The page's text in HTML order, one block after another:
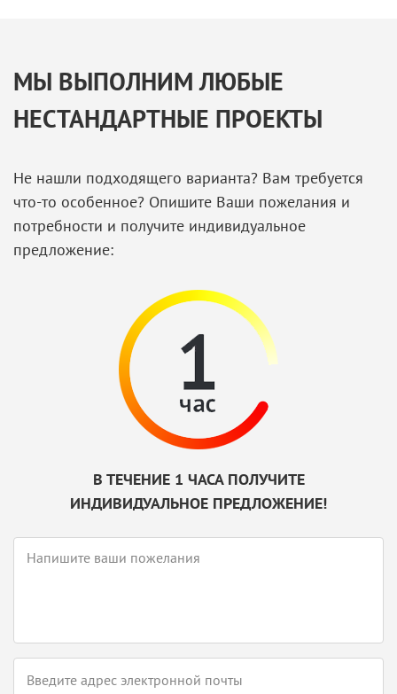
МЫ ВЫПОЛНИМ ЛЮБЫЕ
НЕСТАНДАРТНЫЕ ПРОЕКТЫ
Не нашли подходящего варианта? Вам требуется
что-то особенное? Опишите Ваши пожелания и
потребности и получите индивидуальное
предложение:
В ТЕЧЕНИЕ 1 ЧАСА ПОЛУЧИТЕ
ИНДИВИДУАЛЬНОЕ ПРЕДЛОЖЕНИЕ!